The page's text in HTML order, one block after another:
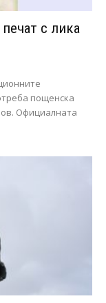
с лика
пощенска
Официалната